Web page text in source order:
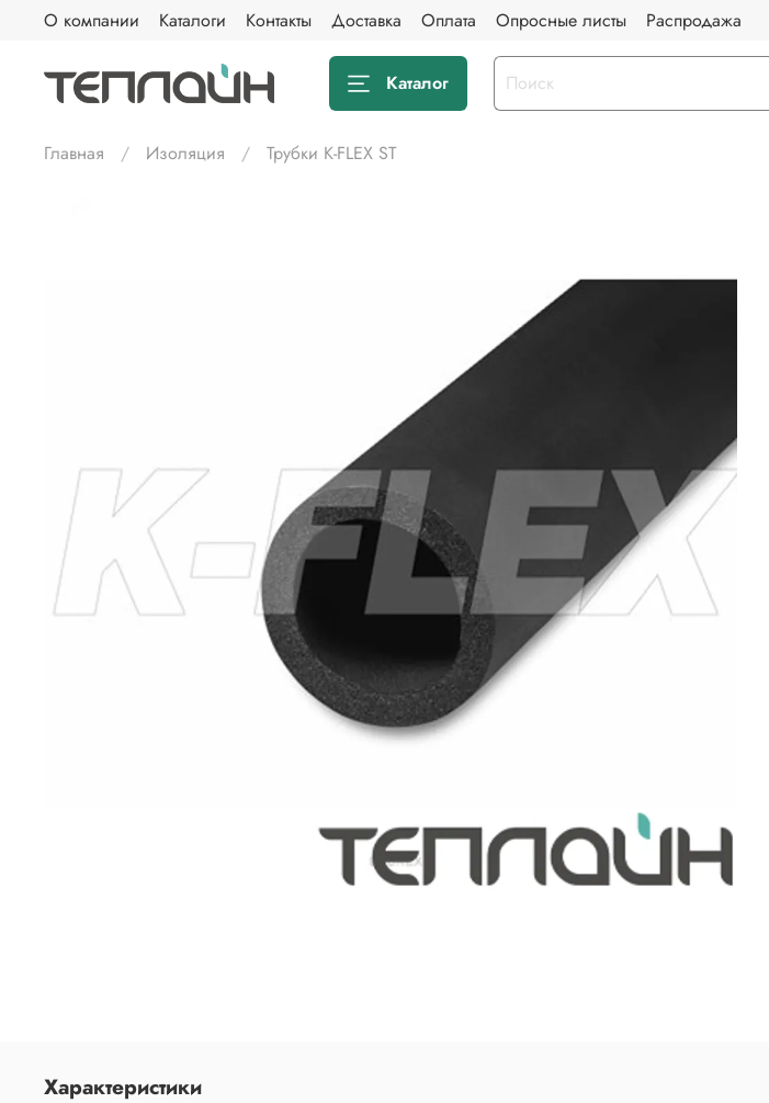
О компании Каталоги Контакты Доставка Оплата Опросные листы Распродажа
Каталог
Главная Изоляция Трубки K-FLEX ST
Характеристики